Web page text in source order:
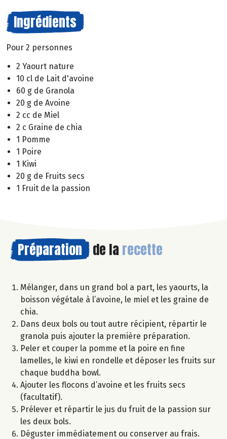
Ingrédients
Pour 2 personnes
2 Yaourt nature
10 cl de Lait d'avoine
60 g de Granola
20 g de Avoine
2 cc de Miel
2 c Graine de chia
1 Pomme
1 Poire
1 Kiwi
20 g de Fruits secs
1 Fruit de la passion
Préparation de la recette
Mélanger, dans un grand bol a part, les yaourts, la
boisson végétale à l’avoine, le miel et les graine de
chia.
Dans deux bols ou tout autre récipient, répartir le
granola puis ajouter la première préparation.
Peler et couper la pomme et la poire en fine
lamelles, le kiwi en rondelle et déposer les fruits sur
chaque buddha bowl.
Ajouter les flocons d’avoine et les fruits secs
(facultatif).
Prélever et répartir le jus du fruit de la passion sur
les deux bols.
Déguster immédiatement ou conserver au frais.